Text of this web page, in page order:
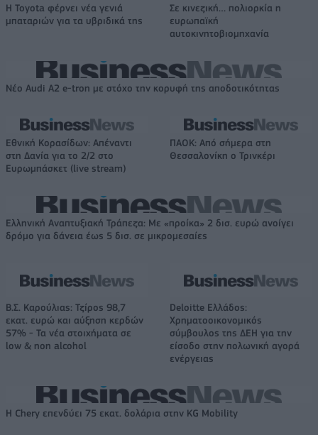
Η Toyota φέρνει νέα γενιά
μπαταριών για τα υβριδικά της
Σε κινεζική… πολιορκία η
ευρωπαϊκή
αυτοκινητοβιομηχανία
Νέο Audi A2 e-tron με στόχο την κορυφή της αποδοτικότητας
Εθνική Κορασίδων: Απέναντι
στη Δανία για το 2/2 στο
Ευρωμπάσκετ (live stream)
ΠΑΟΚ: Από σήμερα στη
Θεσσαλονίκη ο Τρινκέρι
Ελληνική Αναπτυξιακή Τράπεζα: Με «προίκα» 2 δισ. ευρώ ανοίγει
δρόμο για δάνεια έως 5 δισ. σε μικρομεσαίες
Β.Σ. Καρούλιας: Τζίρος 98,7
εκατ. ευρώ και αύξηση κερδών
57% - Τα νέα στοιχήματα σε
low & non alcohol
Deloitte Ελλάδος:
Χρηματοοικονομικός
σύμβουλος της ΔΕΗ για την
είσοδο στην πολωνική αγορά
ενέργειας
Η Chery επενδύει 75 εκατ. δολάρια στην KG Mobility